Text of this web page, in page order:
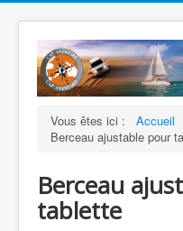
Vous êtes ici : Accueil
Berceau ajustable pour
Berceau
tablette